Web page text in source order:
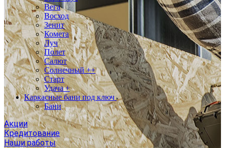
Вега
Восход
Зенит
Комета
Луч
Полет
Салют
Солнечный ++
Старт
Удача +
Каркасные бани под ключ
Бани
Акции
Кредитование
Наши работы